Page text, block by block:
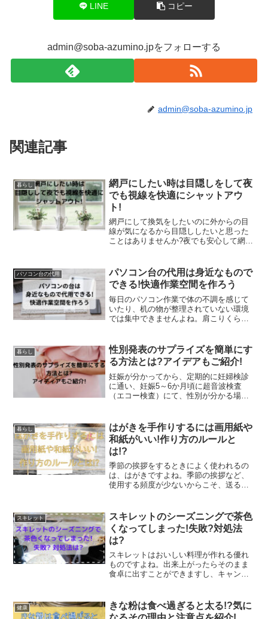
LINE コピー
admin@soba-azumino.jpをフォローする
admin@soba-azumino.jp
関連記事
暮らし
網戸にしたい時は目隠しをして夜
でも視線を快適にシャットアウ
ト!
網戸にして換気をしたいのに外からの目
線が気になるから目隠ししたいと思った
ことはありませんか?夜でも安心して網戸
子が丸見えになってしまうので、安心し
て開けることが出来ませ...
パソコン台の代用
パソコン台の代用は身近なもので
できる!快適作業空間を作ろう
毎日のパソコン作業で体の不調を感じて
いたり、机の物が整理されていない環境
では集中できませんよね。肩こりくらい
状がどんどん悪化していく危険がありま
す!解決に必要なのは、パ...
暮らし
性別発表のサプライズを簡単にす
る方法とは?アイデアもご紹介!
妊娠が分かってから、定期的に妊婦検診
に通い、妊娠5～6か月頃に超音波検査
（エコー検査）にて、性別が分かる場合
な中でも夫婦が盛り上がるイベントの1つ
が性別発表ですよね。私...
暮らし
はがきを手作りするには画用紙や
和紙がいい!作り方のルールと
は!?
季節の挨拶をするときによく使われるの
は、はがきですよね。季節の挨拶など、
使用する頻度が少ないからこそ、送る相
かがでしょうか？手作りのはがきがだっ
たら、送る相手もきっとほ...
スキレット
スキレットのシーズニングで茶色
くなってしまった!失敗?対処法
は?
スキレットはおいしい料理が作れる優れ
ものですよね。出来上がったらそのまま
食卓に出すことができますし、キャンプ
こがれて、スキレットの購入を検討して
います♪ただこのスキレッ...
健康
きな粉は食べ過ぎると太る!?気に